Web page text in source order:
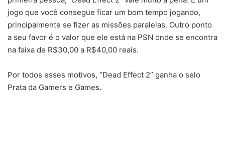
jogo que você consegue ficar um bom tempo jogando,
principalmente se fizer as missões paralelas. Outro ponto
a seu favor é o valor que ele está na PSN onde se encontra
na faixa de R$30,00 a R$40,00 reais.
Por todos esses motivos, “Dead Effect 2” ganha o selo
Prata da Gamers e Games.